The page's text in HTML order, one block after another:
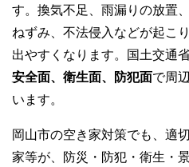
す。換気不足、雨漏りの放置
ねずみ、不法侵入などが起こ
出やすくなります。国土交通
安全面、衛生面、防犯面で周
います。
岡山市の空き家対策でも、適
家等が、防災・防犯・衛生・